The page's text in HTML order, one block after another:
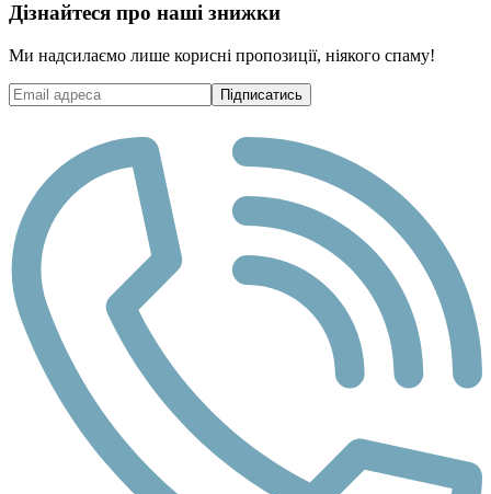
Дізнайтеся про наші знижки
Ми надсилаємо лише корисні пропозиції, ніякого спаму!
Підписатись